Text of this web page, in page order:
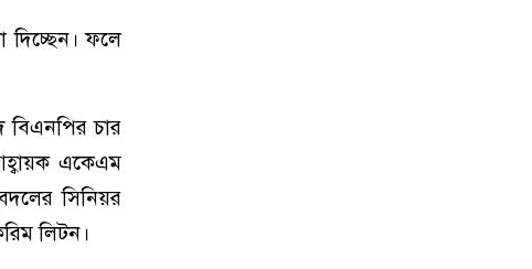
দিচ্ছেন। ফলে
বিএনপির চার
একেএম
সিনিয়র
লিটন।